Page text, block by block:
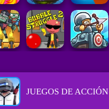
JUEGOS DE ACCIÓN